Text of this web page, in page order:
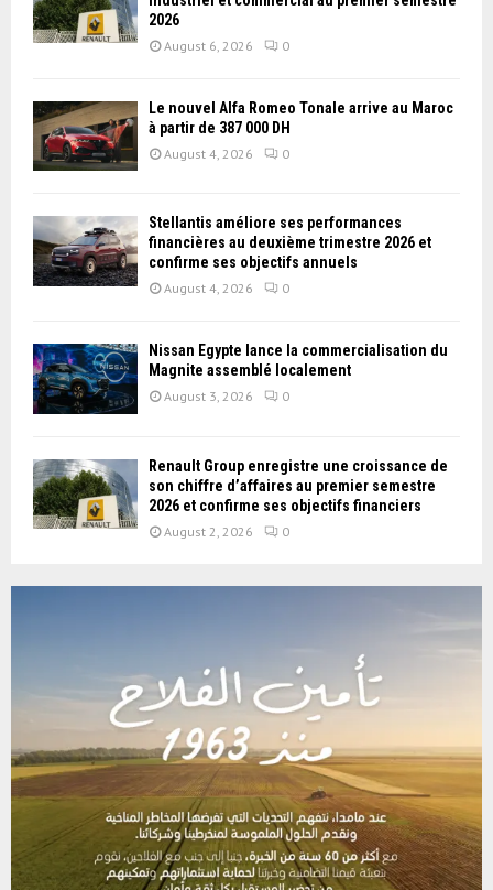
2026
August 6, 2026 0
Le nouvel Alfa Romeo Tonale arrive au Maroc
à partir de 387 000 DH
August 4, 2026 0
Stellantis améliore ses performances
financières au deuxième trimestre 2026 et
confirme ses objectifs annuels
August 4, 2026 0
Nissan Égypte lance la commercialisation du
Magnite assemblé localement
August 3, 2026 0
Renault Group enregistre une croissance de
son chiffre d’affaires au premier semestre
2026 et confirme ses objectifs financiers
August 2, 2026 0